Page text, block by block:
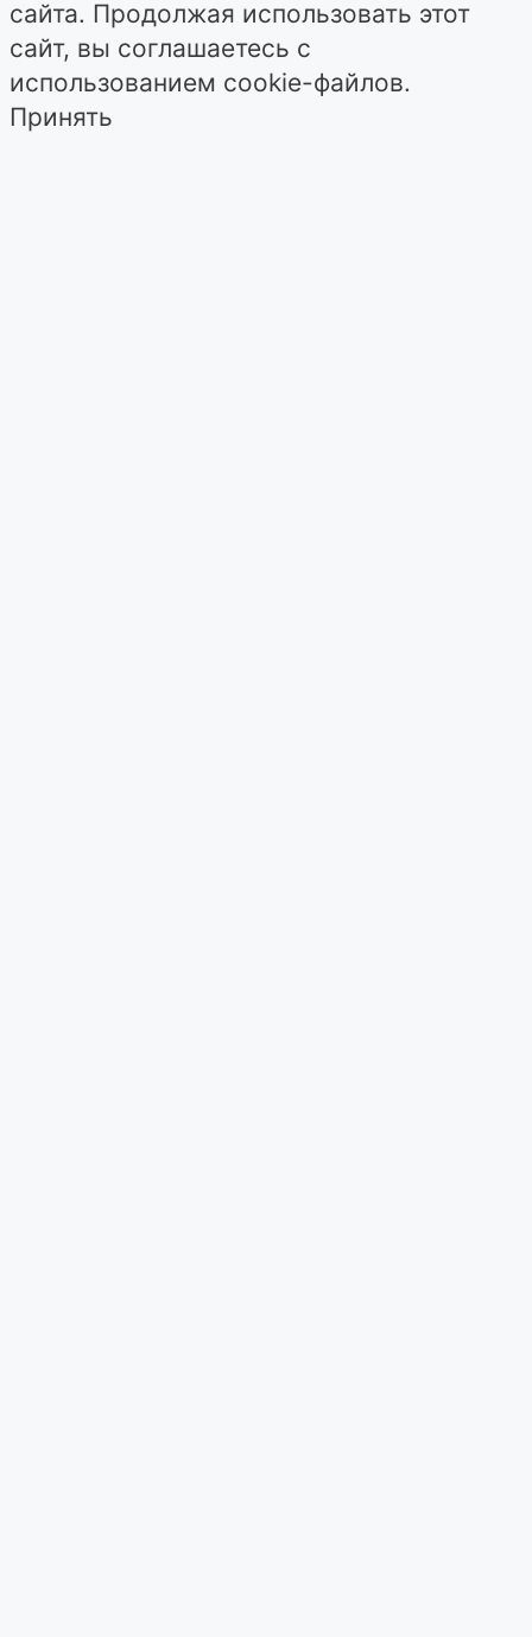
сайта. Продолжая использовать этот
сайт, вы соглашаетесь с
использованием cookie-файлов.
Принять